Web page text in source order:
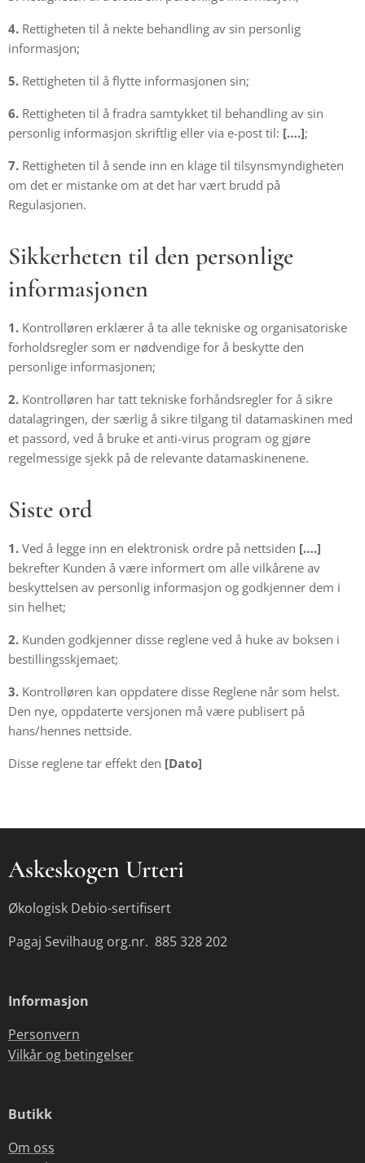
4. Rettigheten til å nekte behandling av sin personlig
informasjon;
5. Rettigheten til å flytte informasjonen sin;
6. Rettigheten til å fradra samtykket til behandling av sin
personlig informasjon skriftlig eller via e-post til: [….];
7. Rettigheten til å sende inn en klage til tilsynsmyndigheten
om det er mistanke om at det har vært brudd på
Regulasjonen.
Sikkerheten til den personlige
informasjonen
1. Kontrolløren erklærer å ta alle tekniske og organisatoriske
forholdsregler som er nødvendige for å beskytte den
personlige informasjonen;
2. Kontrolløren har tatt tekniske forhåndsregler for å sikre
datalagringen, der særlig å sikre tilgang til datamaskinen med
et passord, ved å bruke et anti-virus program og gjøre
regelmessige sjekk på de relevante datamaskinenene.
Siste ord
1. Ved å legge inn en elektronisk ordre på nettsiden [….]
bekrefter Kunden å være informert om alle vilkårene av
beskyttelsen av personlig informasjon og godkjenner dem i
sin helhet;
2. Kunden godkjenner disse reglene ved å huke av boksen i
bestillingsskjemaet;
3. Kontrolløren kan oppdatere disse Reglene når som helst.
Den nye, oppdaterte versjonen må være publisert på
hans/hennes nettside.
Disse reglene tar effekt den [Dato]
Askeskogen Urteri
Økologisk Debio-sertifisert
Pagaj Sevilhaug org.nr. 885 328 202
Informasjon
Personvern
Vilkår og betingelser
Butikk
Om oss